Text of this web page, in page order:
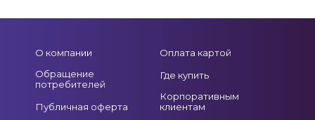
О компании
Обращение
потребителей
Публичная оферта
Оплата картой
Где купить
Корпоративным
клиентам